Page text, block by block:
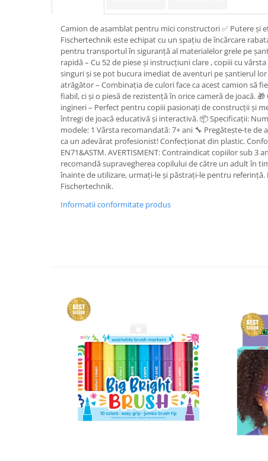
Camion de asamblat pentru mici constructori ✅ Putere și
Fischertechnik este echipat cu un spațiu de încărcare
pentru transportul în siguranță al materialelor grele pe
rapidă – Cu 52 de piese și instrucțiuni clare , copiii cu
singuri și se pot bucura imediat de aventuri pe șantierul
atrăgător – Combinația de culori face ca acest camion să
fiabil, ci și o piesă de rezistență în orice cameră de joacă.
ingineri – Perfect pentru copiii pasionați de construcții și
întregi de joacă educativă și interactivă. 📦 Specificații:
modele: 1 Vârsta recomandată: 7+ ani 🔧 Pregătește-te
ca un adevărat profesionist! Confecționat din plastic.
EN71&ASTM. AVERTISMENT: Contraindicat copiilor sub 3
recomandă supravegherea copilului de către un adult în
înainte de utilizare, urmați-le și păstrați-le pentru referință.
Fischertechnik.
Informatii conformitate produs